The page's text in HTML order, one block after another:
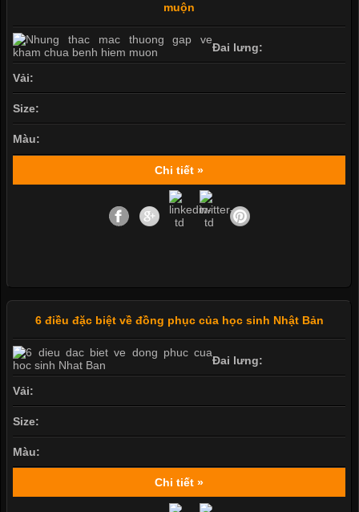
muộn
Đai lưng:
Vải:
Size:
Màu:
Chi tiết »
6 điều đặc biệt về đồng phục của học sinh Nhật Bản
Đai lưng:
Vải:
Size:
Màu:
Chi tiết »